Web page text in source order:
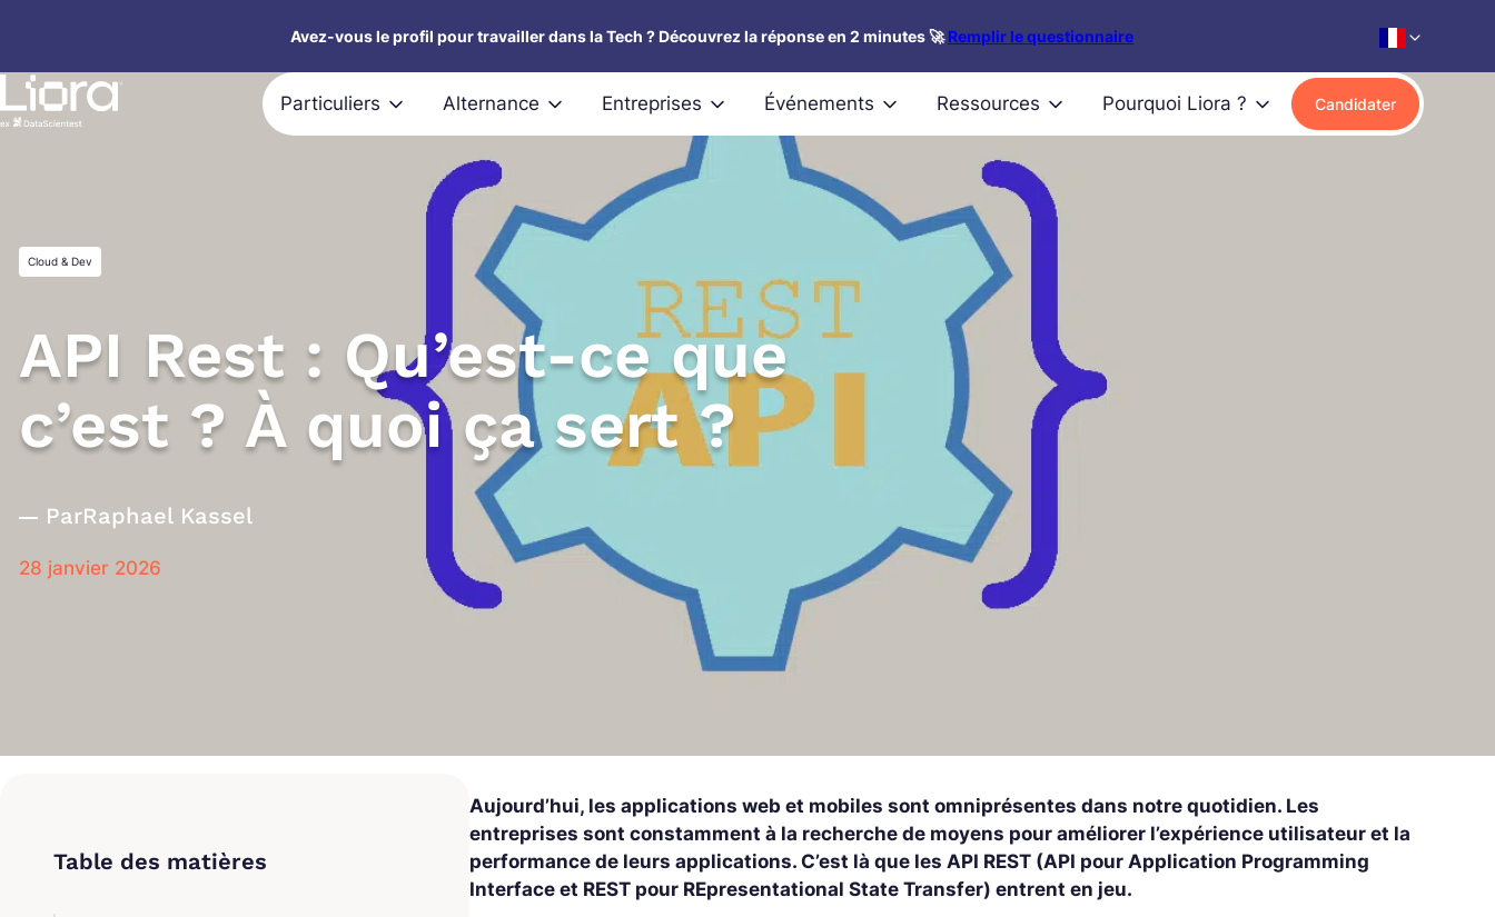
contenu
Avez-vous le profil pour travailler dans la Tech ? Découvrez la réponse en 2 minutes 🚀Remplir le questionnaire
Particuliers Alternance Entreprises Événements Ressources Pourquoi Liora ? Candidater
Cloud & Dev
API Rest : Qu’est-ce que
c’est ? À quoi ça sert ?
ParRaphael Kassel
28 janvier 2026
Aujourd’hui, les applications web et mobiles sont omniprésentes dans notre quotidien. Les
entreprises sont constamment à la recherche de moyens pour améliorer l’expérience utilisateur et la
performance de leurs applications. C’est là que les API REST (API pour Application Programming
Interface et REST pour REpresentational State Transfer) entrent en jeu.